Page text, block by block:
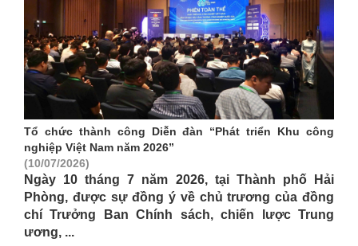
Tổ chức thành công Diễn đàn “Phát triển Khu công
nghiệp Việt Nam năm 2026”
(10/07/2026)
Ngày 10 tháng 7 năm 2026, tại Thành phố Hải
Phòng, được sự đồng ý về chủ trương của đồng
chí Trưởng Ban Chính sách, chiến lược Trung
ương, ...